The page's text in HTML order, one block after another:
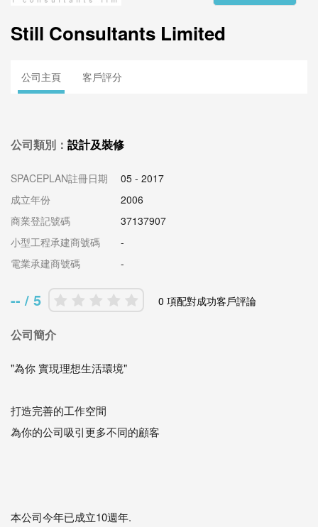
Still Consultants Limited
公司主頁 客戶評分
公司類別： 設計及裝修
SPACEPLAN註冊日期
05 - 2017
成立年份
2006
商業登記號碼
37137907
小型工程承建商號碼
-
電業承建商號碼
-
-- / 5 0 項配對成功客戶評論
公司簡介
"為你 實現理想生活環境"
打造完善的工作空間
為你的公司吸引更多不同的顧客
本公司今年已成立10週年.